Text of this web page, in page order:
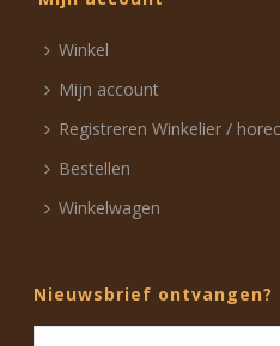
Winkel
Mijn account
Registreren Winkelier /
Bestellen
Winkelwagen
Nieuwsbrief ontvangen?